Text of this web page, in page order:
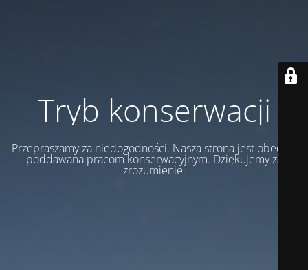
Tryb konserwacji
Przepraszamy za niedogodności. Nasza strona jest obecnie
poddawana pracom konserwacyjnym. Dziękujemy za
zrozumienie.